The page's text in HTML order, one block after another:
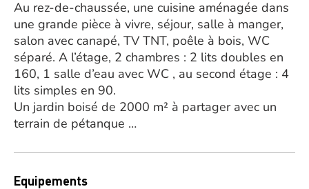
Au rez-de-chaussée, une cuisine aménagée dans
une grande pièce à vivre, séjour, salle à manger,
salon avec canapé, TV TNT, poêle à bois, WC
séparé. A l’étage, 2 chambres : 2 lits doubles en
160, 1 salle d’eau avec WC , au second étage : 4
lits simples en 90.
Un jardin boisé de 2000 m² à partager avec un
terrain de pétanque …
Equipements